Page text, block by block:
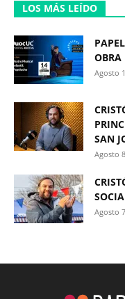
LOS MÁS LEÍDO
OBRA
Agosto
SAN
Agosto
Agosto